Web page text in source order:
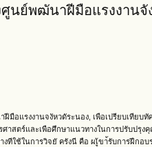
นย์พฒันาฝีมือแรงงานจั
อแรงงานจงัหวดัระนอง, เพือเปรียบเทียบ
สตร์และเพือศึกษาแนวทางในการปรับปรุง
ทีใช้ในการวิจยั ครังนี คือ ผเู้ขา้รับการฝึกอ